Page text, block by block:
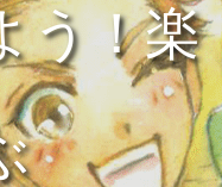
う！楽